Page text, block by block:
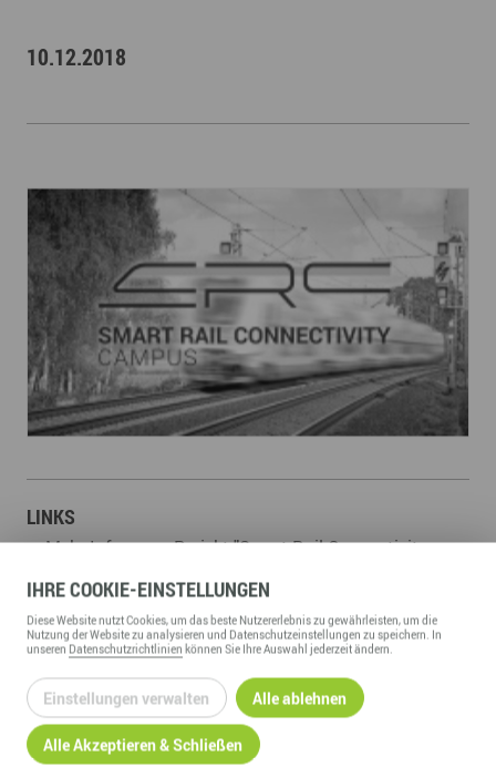
10.12.2018
LINKS
Mehr Infos zum Projekt "Smart Rail Connectivity
ZURÜCK ZUR ÜBERSICHT
IHRECOOKIE-EINSTELLUNGEN
DieseWebsitenutzt Cookies, um das beste Nutzererlebnis zu gewährleisten, um die
Nutzung derWebsitezu analysieren und Datenschutzeinstellungen zu speichern. In
unseren Datenschutzrichtlinien können Sie Ihre Auswahl jederzeit ändern.
Einstellungen verwalten Alle ablehnen
Alle Akzeptieren & Schließen